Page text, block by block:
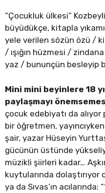
“Çocukluk ülkesi”
büyüdükçe, kitapla
yele verilen sözün özü /
/ ışığın hüzmesi /
yaz / bununçün besleyip
Mini mini beyinlere 18
paylaşmayı
çocuk edebiyatı da alıyor
bir öğretmen,
şair, yazar Hüseyin
gücünün üstünde
müzikli şiirleri kadar…
kuytularında
ya da Sıvas’ın